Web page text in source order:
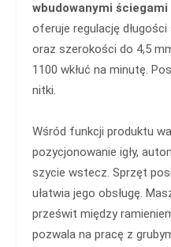
wbudowanymi ściegami
oferuje regulację
oraz szerokości do 4,5
1100 wkłuć na minutę.
nitki.
Wśród funkcji produktu
pozycjonowanie igły,
szycie wstecz. Sprzęt
ułatwia jego obsługę.
prześwit między
pozwala na pracę z